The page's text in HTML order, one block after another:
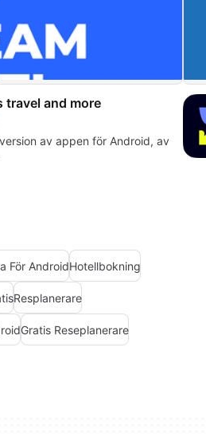
travel and more
av appen för Android, av
För AndroidHotellbokning
Resplanerare
Gratis Reseplanerare